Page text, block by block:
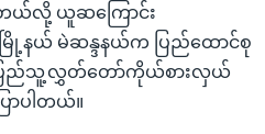
ယ်လို့ ယူဆကြောင်း
ြို့နယ် မဲဆန္ဒနယ်က ပြည်ထောင်စု
တီ ပြည်သူ့လွှတ်တော်ကိုယ်စားလှယ်
ာပါတယ်။